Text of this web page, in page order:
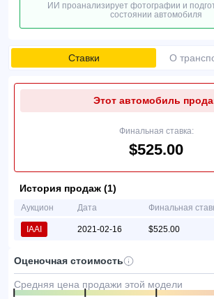
ИИ проанализирует фотографии и
состоянии автомобиля
Ставки О
Этот автомобиль
Финальная ставка:
$525.00
История продаж (1)
Аукцион Дата Финальная
IAAI 2021-02-16 $525.00
Оценочная стоимость
Средняя цена продажи этой модели